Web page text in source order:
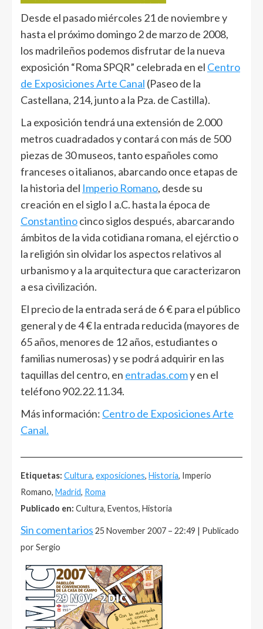
Desde el pasado miércoles 21 de noviembre y
hasta el próximo domingo 2 de marzo de 2008,
los madrileños podemos disfrutar de la nueva
exposición “Roma SPQR” celebrada en el Centro
de Exposiciones Arte Canal (Paseo de la
Castellana, 214, junto a la Pza. de Castilla).
La exposición tendrá una extensión de 2.000
metros cuadradados y contará con más de 500
piezas de 30 museos, tanto españoles como
franceses o italianos, abarcando once etapas de
la historia del Imperio Romano, desde su
creación en el siglo I a.C. hasta la época de
Constantinocinco siglos después, abarcarando
ámbitos de la vida cotidiana romana, el ejérctio o
la religión sin olvidar los aspectos relativos al
urbanismo y a la arquitectura que caracterizaron
a esa civilización.
El precio de la entrada será de 6 € para el público
general y de 4 € la entrada reducida (mayores de
65 años, menores de 12 años, estudiantes o
familias numerosas) y se podrá adquirir en las
taquillas del centro, en entradas.comy en el
teléfono 902.22.11.34.
Más información: Centro de Exposiciones Arte
Canal.
Etiquetas: Cultura, exposiciones, Historia, Imperio
Romano, Madrid, Roma
Publicado en: Cultura, Eventos, Historia
Sin comentarios 25 November 2007 – 22:49 | Publicado
por Sergio